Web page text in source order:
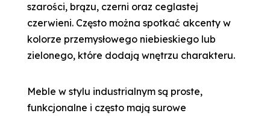
szarości, brązu, czerni oraz ceglastej
czerwieni. Często można spotkać akcenty w
kolorze przemysłowego niebieskiego lub
zielonego, które dodają wnętrzu charakteru.
Meble w stylu industrialnym są proste,
funkcjonalne i często mają surowe